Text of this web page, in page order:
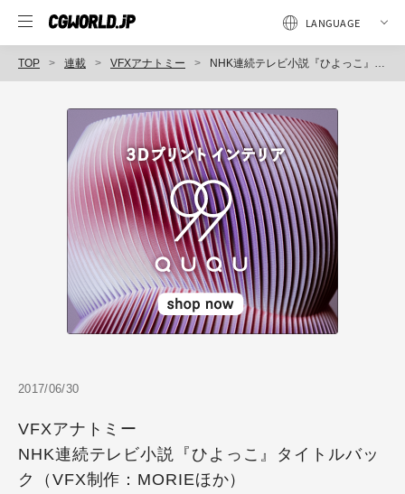
TOP 連載 VFXアナトミー NHK連続テレビ小説『ひよっこ』タイトルバック（VFX制作：MORIEほか）
2017/06/30
VFXアナトミー
NHK連続テレビ小説『ひよっこ』タイトルバッ
ク（VFX制作：MORIEほか）